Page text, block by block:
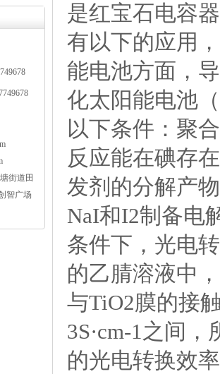
街道田
智广场
是红宝石电容
有以下的应用
能电池方面，
化太阳能电池
以下条件：聚
反应能在碘存
发剂的分解产
NaI和I2制备电
条件下，光电
的乙腈溶液中
与TiO2膜的接
3S·cm-1之间
的光电转换效